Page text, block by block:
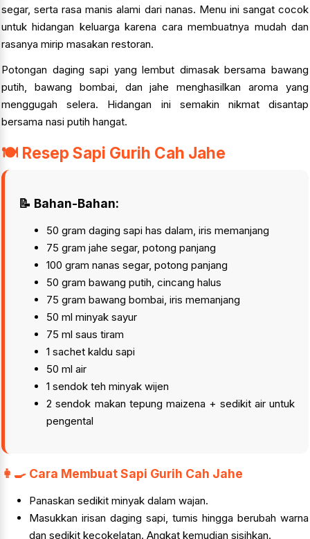
segar, serta rasa manis alami dari nanas. Menu ini sangat cocok
untuk hidangan keluarga karena cara membuatnya mudah dan
rasanya mirip masakan restoran.
Potongan daging sapi yang lembut dimasak bersama bawang
putih, bawang bombai, dan jahe menghasilkan aroma yang
menggugah selera. Hidangan ini semakin nikmat disantap
bersama nasi putih hangat.
🍽️ Resep Sapi Gurih Cah Jahe
📝 Bahan-Bahan:
50 gram daging sapi has dalam, iris memanjang
75 gram jahe segar, potong panjang
100 gram nanas segar, potong panjang
50 gram bawang putih, cincang halus
75 gram bawang bombai, iris memanjang
50 ml minyak sayur
75 ml saus tiram
1 sachet kaldu sapi
50 ml air
1 sendok teh minyak wijen
2 sendok makan tepung maizena + sedikit air untuk
pengental
👩‍🍳 Cara Membuat Sapi Gurih Cah Jahe
Panaskan sedikit minyak dalam wajan.
Masukkan irisan daging sapi, tumis hingga berubah warna
dan sedikit kecokelatan. Angkat kemudian sisihkan.